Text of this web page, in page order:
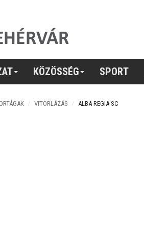
KÖZÖSSÉG SPORT
VITORLÁZÁS ALBA REGIA SC